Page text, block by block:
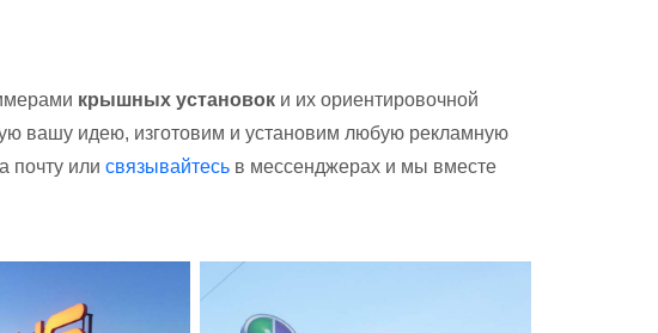
крышных установок и их ориентировочной
вашу идею, изготовим и установим любую рекламную
почту или связывайтесь в мессенджерах и мы вместе